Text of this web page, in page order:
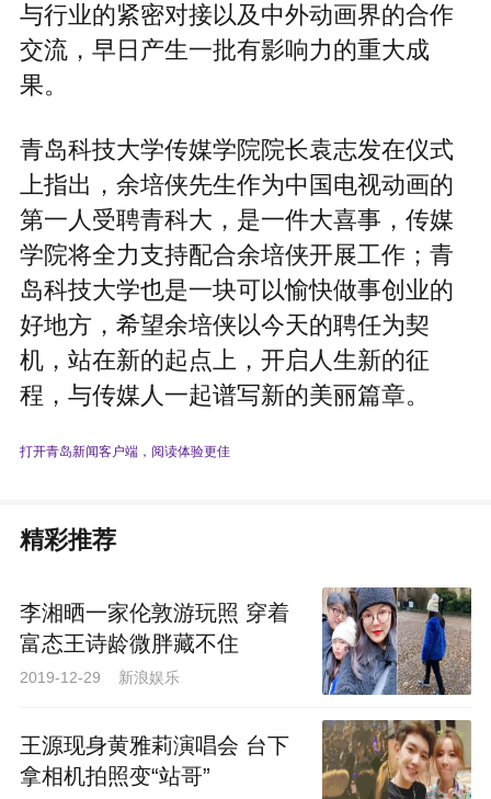
与行业的紧密对接以及中外动画界的合作
交流，早日产生一批有影响力的重大成
果。
青岛科技大学传媒学院院长袁志发在仪式
上指出，余培侠先生作为中国电视动画的
第一人受聘青科大，是一件大喜事，传媒
学院将全力支持配合余培侠开展工作；青
岛科技大学也是一块可以愉快做事创业的
好地方，希望余培侠以今天的聘任为契
机，站在新的起点上，开启人生新的征
程，与传媒人一起谱写新的美丽篇章。
打开青岛新闻客户端，阅读体验更佳
精彩推荐
李湘晒一家伦敦游玩照 穿着
富态王诗龄微胖藏不住
2019-12-29 新浪娱乐
王源现身黄雅莉演唱会 台下
拿相机拍照变“站哥”